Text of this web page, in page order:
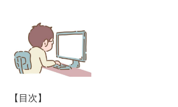
【目次】